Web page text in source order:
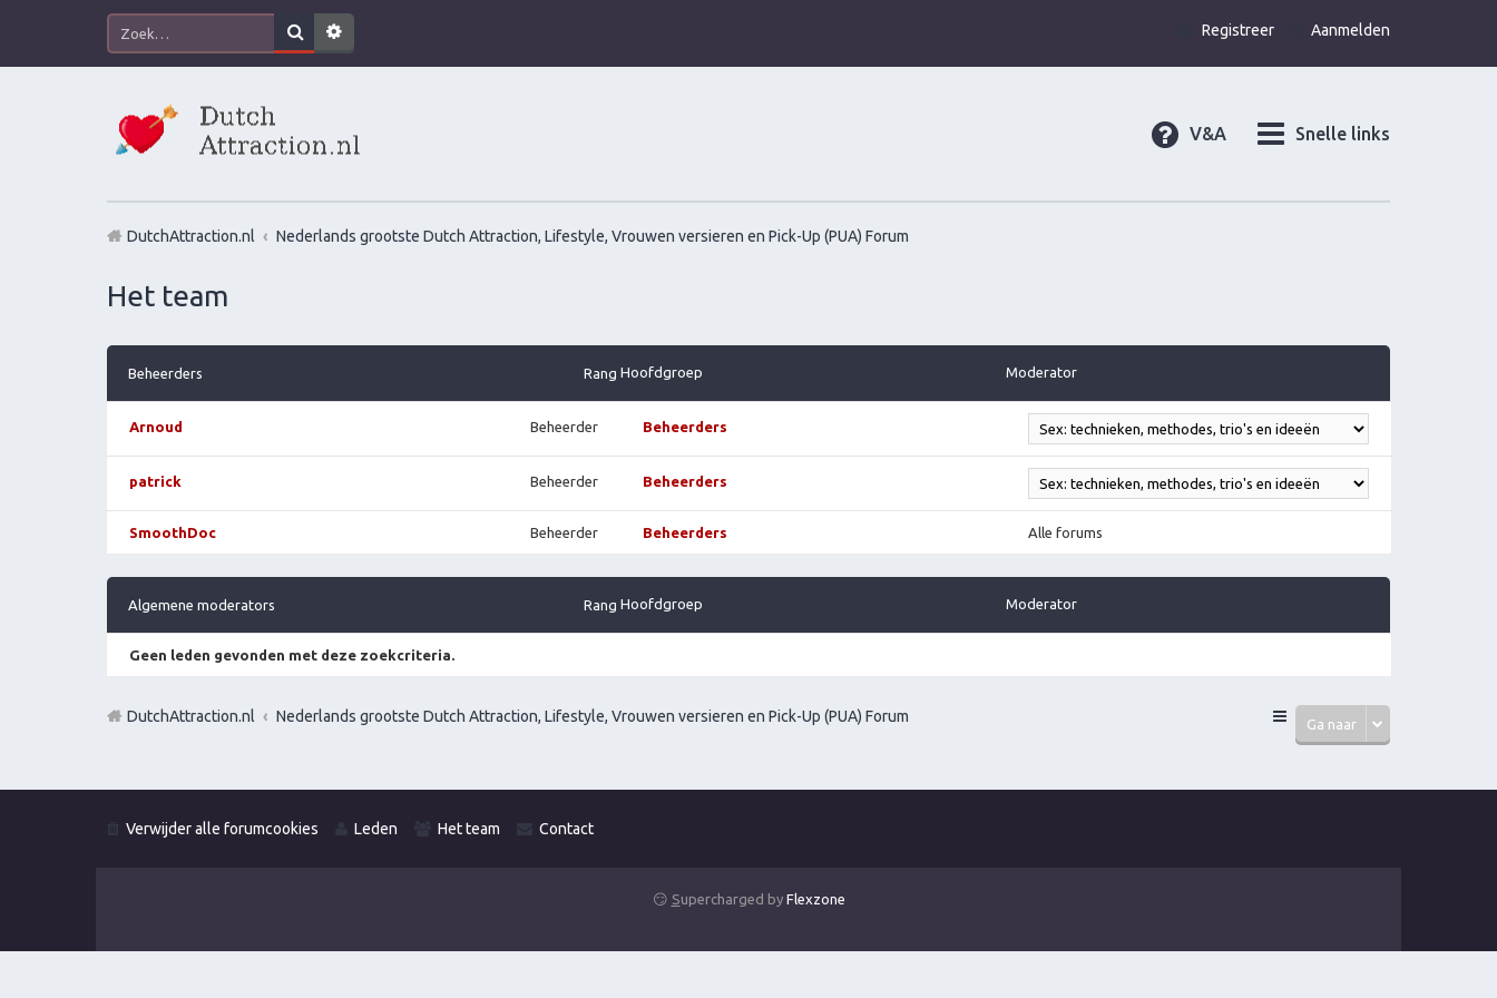
Aanmelden
Registreer
Snelle links
V&A
DutchAttraction.nl Nederlands grootste Dutch Attraction, Lifestyle, Vrouwen versieren en Pick-Up (PUA) Forum
Het team
Rang
Beheerders Hoofdgroep Moderator
Beheerder
Arnoud Beheerders
Beheerder
patrick Beheerders
Beheerder
SmoothDoc Beheerders Alle forums
Rang
Algemene moderators Hoofdgroep Moderator
Geen leden gevonden met deze zoekcriteria.
Ga naar
DutchAttraction.nl Nederlands grootste Dutch Attraction, Lifestyle, Vrouwen versieren en Pick-Up (PUA) Forum
Verwijder alle forumcookies Leden Het team Contact
😏 Supercharged by Flexzone